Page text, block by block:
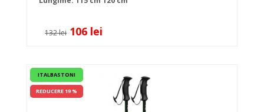
132 lei 106 lei
ITALBASTONI
REDUCERE 19 %